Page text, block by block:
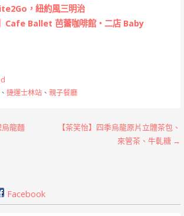
，紐約風三明治
】Cafe Ballet 芭蕾咖啡館‧二店 Baby
捷運士林站、 親子餐廳
龍麵
【茶笑怡】四季烏龍原片立體茶包、
來管茶、牛軋糖 →
Facebook